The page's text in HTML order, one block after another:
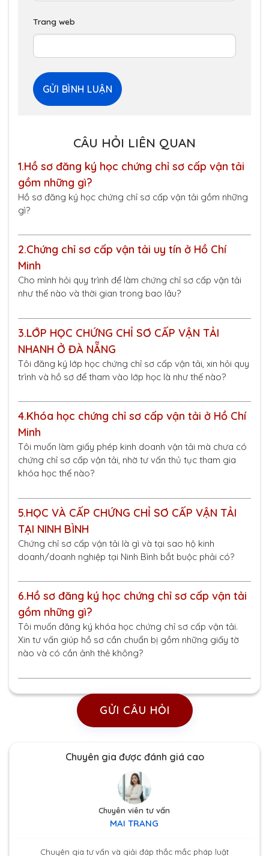
Trang web
CÂU HỎI LIÊN QUAN
1.Hồ sơ đăng ký học chứng chỉ sơ cấp vận tải
gồm những gì?
Hồ sơ đăng ký học chứng chỉ sơ cấp vận tải gồm những
gì?
2.Chứng chỉ sơ cấp vận tải uy tín ở Hồ Chí
Minh
Cho mình hỏi quy trình để làm chứng chỉ sơ cấp vận tải
như thế nào và thời gian trong bao lâu?
3.LỚP HỌC CHỨNG CHỈ SƠ CẤP VẬN TẢI
NHANH Ở ĐÀ NẴNG
Tôi đăng ký lớp học chứng chỉ sơ cấp vận tải, xin hỏi quy
trình và hồ sơ để tham vào lớp học là như thế nào?
4.Khóa học chứng chỉ sơ cấp vận tải ở Hồ Chí
Minh
Tôi muốn làm giấy phép kinh doanh vận tải mà chưa có
chứng chỉ sơ cấp vận tải, nhờ tư vấn thủ tục tham gia
khóa học thế nào?
5.HỌC VÀ CẤP CHỨNG CHỈ SƠ CẤP VẬN TẢI
TẠI NINH BÌNH
Chứng chỉ sơ cấp vận tải là gì và tại sao hộ kinh
doanh/doanh nghiệp tại Ninh Bình bắt buộc phải có?
6.Hồ sơ đăng ký học chứng chỉ sơ cấp vận tải
gồm những gì?
Tôi muốn đăng ký khóa học chứng chỉ sơ cấp vận tải.
Xin tư vấn giúp hồ sơ cần chuẩn bị gồm những giấy tờ
nào và có cần ảnh thẻ không?
GỬI CÂU HỎI
Chuyên gia được đánh giá cao
Chuyên viên tư vấn
MAI TRANG
Chuyên gia tư vấn và giải đáp thắc mắc pháp luật